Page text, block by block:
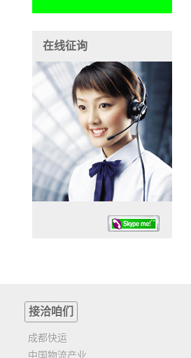
在线征询
任务时候：07:30 – – 23:30
接洽咱们
成都快运
中国物流产业